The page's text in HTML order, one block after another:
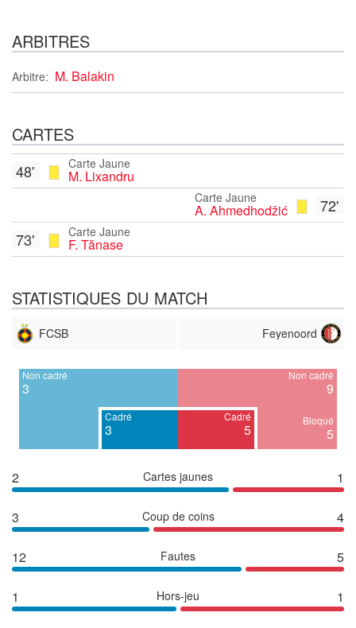
ARBITRES
Arbitre: M. Balakin
CARTES
Carte Jaune
M. Lixandru
48'
72'
Carte Jaune
A. Ahmedhodžić
Carte Jaune
F. Tănase
73'
STATISTIQUES DU MATCH
FCSB Feyenoord
Non cadré
3
Cadré
3
Cadré
5
Non cadré
9
Bloqué
5
2 Cartes jaunes 1
3 Coup de coins 4
12 Fautes 5
1 Hors-jeu 1